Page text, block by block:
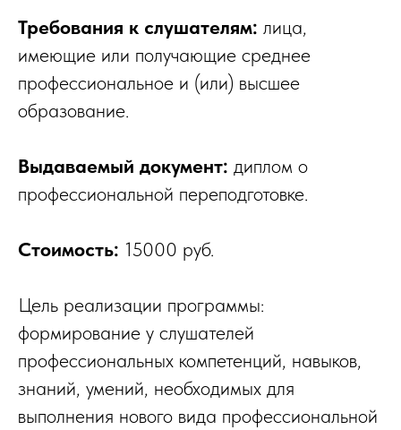
Требования к слушателям: лица,
имеющие или получающие среднее
профессиональное и (или) высшее
образование.
Выдаваемый документ: диплом о
профессиональной переподготовке.
Стоимость: 15000 руб.
Цель реализации программы:
формирование у слушателей
профессиональных компетенций, навыков,
знаний, умений, необходимых для
выполнения нового вида профессиональной